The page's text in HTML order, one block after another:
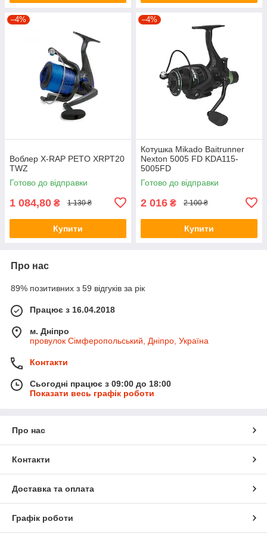
–4%
Воблер X-RAP PETO XRPT20
TWZ
Готово до відправки
1 084,80 ₴ 1 130 ₴
Купити
–4%
Котушка Mikado Baitrunner
Nexton 5005 FD KDA115-
5005FD
Готово до відправки
2 016 ₴ 2 100 ₴
Купити
Про нас
89% позитивних з 59 відгуків за рік
Працює з 16.04.2018
м. Дніпро
провулок Сімферопольський, Дніпро, Україна
Контакти
Сьогодні працює з 09:00 до 18:00
Показати весь графік роботи
Про нас
Контакти
Доставка та оплата
Графік роботи